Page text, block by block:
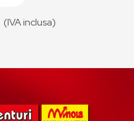
(IVA inclusa)